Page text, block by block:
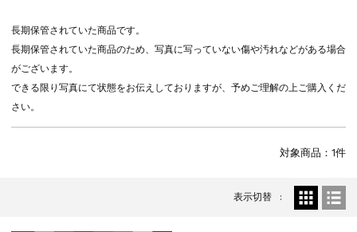
お知らせ
2026.4.7
配送料金を変更いたしました...
お知らせ
年末年始の営業について...
お知らせ
長期保管されていた商品です。
長期保管されていた商品のため、写真に写っていない傷や汚れなどがある場合
がございます。
できる限り写真にて状態をお伝えしておりますが、予めご理解の上ご購入くだ
さい。
対象商品：1件
表示切替